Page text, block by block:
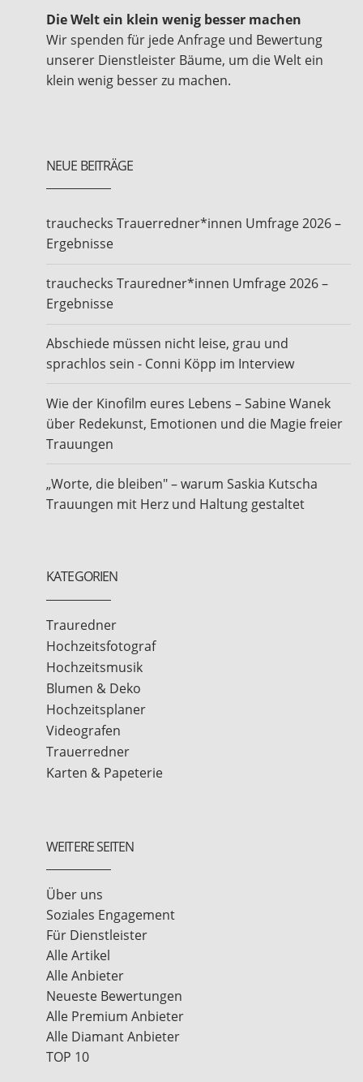
Die Welt ein klein wenig besser machen
Wir spenden für jede Anfrage und Bewertung
unserer Dienstleister Bäume, um die Welt ein
klein wenig besser zu machen.
NEUE BEITRÄGE
trauchecks Trauerredner*innen Umfrage 2026 –
Ergebnisse
trauchecks Trauredner*innen Umfrage 2026 –
Ergebnisse
Abschiede müssen nicht leise, grau und
sprachlos sein - Conni Köpp im Interview
Wie der Kinofilm eures Lebens – Sabine Wanek
über Redekunst, Emotionen und die Magie freier
Trauungen
„Worte, die bleiben" – warum Saskia Kutscha
Trauungen mit Herz und Haltung gestaltet
KATEGORIEN
Trauredner
Hochzeitsfotograf
Hochzeitsmusik
Blumen & Deko
Hochzeitsplaner
Videografen
Trauerredner
Karten & Papeterie
WEITERE SEITEN
Über uns
Soziales Engagement
Für Dienstleister
Alle Artikel
Alle Anbieter
Neueste Bewertungen
Alle Premium Anbieter
Alle Diamant Anbieter
TOP 10